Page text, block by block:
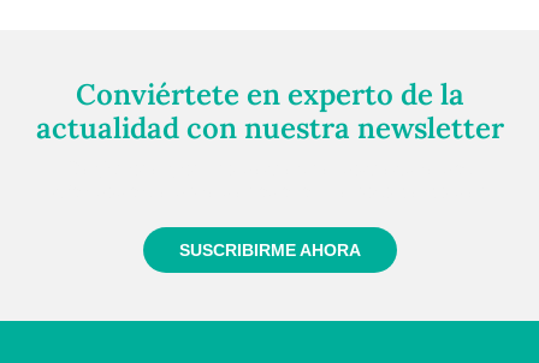
Conviértete en experto de la
actualidad con nuestra newsletter
SUSCRIBIRME AHORA